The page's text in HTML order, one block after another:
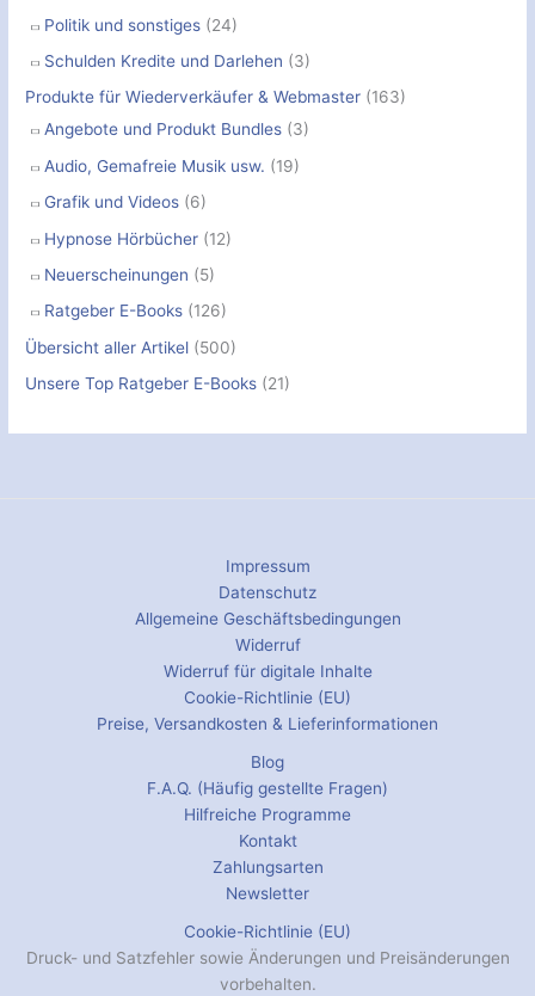
Politik und sonstiges (24)
Schulden Kredite und Darlehen (3)
Produkte für Wiederverkäufer & Webmaster (163)
Angebote und Produkt Bundles (3)
Audio, Gemafreie Musik usw. (19)
Grafik und Videos (6)
Hypnose Hörbücher (12)
Neuerscheinungen (5)
Ratgeber E-Books (126)
Übersicht aller Artikel (500)
Unsere Top Ratgeber E-Books (21)
Impressum
Datenschutz
Allgemeine Geschäftsbedingungen
Widerruf
Widerruf für digitale Inhalte
Cookie-Richtlinie (EU)
Preise, Versandkosten & Lieferinformationen
Blog
F.A.Q. (Häufig gestellte Fragen)
Hilfreiche Programme
Kontakt
Zahlungsarten
Newsletter
Cookie-Richtlinie (EU)
Druck- und Satzfehler sowie Änderungen und Preisänderungen
vorbehalten.